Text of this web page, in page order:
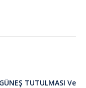
TUTULMASI Ve